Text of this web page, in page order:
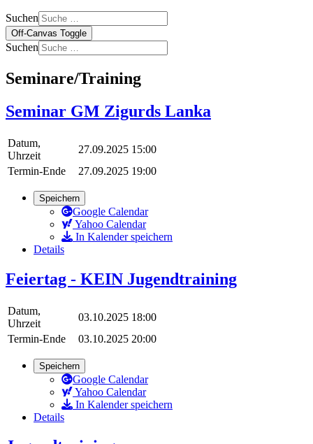
Suchen
Off-Canvas Toggle
Suchen
Seminare/Training
Seminar GM Zigurds Lanka
Datum,
Uhrzeit
27.09.2025 15:00
Termin-Ende
27.09.2025 19:00
Speichern
Google Calendar
Yahoo Calendar
In Kalender speichern
Details
Feiertag - KEIN Jugendtraining
Datum,
Uhrzeit
03.10.2025 18:00
Termin-Ende
03.10.2025 20:00
Speichern
Google Calendar
Yahoo Calendar
In Kalender speichern
Details